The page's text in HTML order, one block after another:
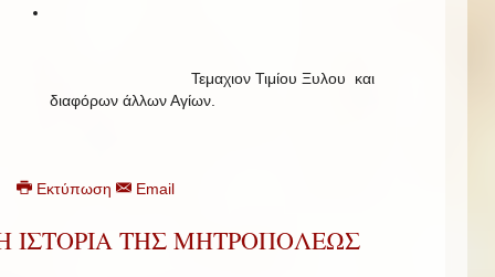
Τεμαχιον Τιμίου Ξυλου και
διαφόρων άλλων Αγίων.
Εκτύπωση Email
ΙΣΤΟΡΙΑ ΤΗΣ ΜΗΤΡΟΠΟΛΕΩΣ